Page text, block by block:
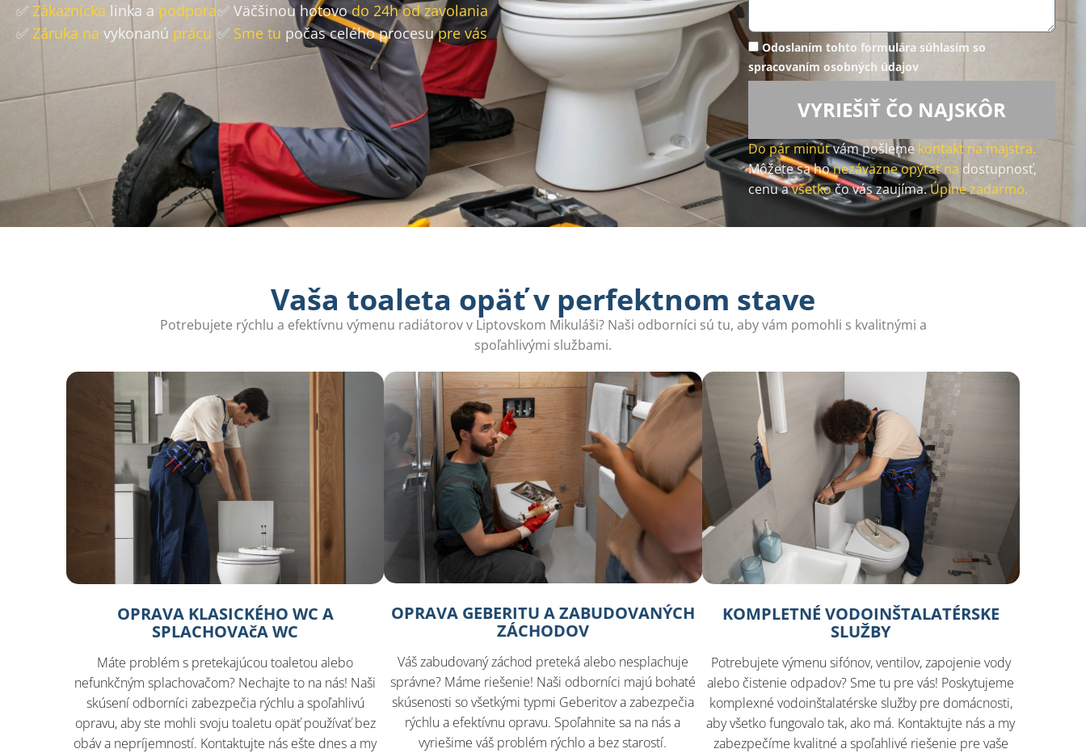
✅ Zákaznícka linka a podpora
✅ Záruka na vykonanú prácu
✅ Väčšinou hotovodo 24h od zavolania
✅ Sme tu počas celého procesupre vás
Odoslaním tohto formulára súhlasím so
spracovaním osobných údajov
VYRIEŠIŤ ČO NAJSKÔR
Do pár minútvám pošleme kontakt na majstra.
Môžete sa honezáväzne opýtať na dostupnosť,
cenu avšetkočo vás zaujíma.Úplne zadarmo.
Vaša toaleta opäť v perfektnom stave
Potrebujete rýchlu a efektívnu výmenu radiátorov v Liptovskom Mikuláši? Naši odborníci sú tu, aby vám pomohli s kvalitnými a
spoľahlivými službami.
OPRAVA KLASICKÉHO WC A
SPLACHOVAčA WC
Máte problém s pretekajúcou toaletou alebo
nefunkčným splachovačom? Nechajte to na nás! Naši
skúsení odborníci zabezpečia rýchlu a spoľahlivú
opravu, aby ste mohli svoju toaletu opäť používať bez
obáv a nepríjemností. Kontaktujte nás ešte dnes a my
OPRAVA GEBERITU A ZABUDOVANÝCH
ZÁCHODOV
Váš zabudovaný záchod preteká alebo nesplachuje
správne? Máme riešenie! Naši odborníci majú bohaté
skúsenosti so všetkými typmi Geberitov a zabezpečia
rýchlu a efektívnu opravu. Spoľahnite sa na nás a
vyriešime váš problém rýchlo a bez starostí.
KOMPLETNÉ VODOINŠTALATÉRSKE
SLUŽBY
Potrebujete výmenu sifónov, ventilov, zapojenie vody
alebo čistenie odpadov? Sme tu pre vás! Poskytujeme
komplexné vodoinštalatérske služby pre domácnosti,
aby všetko fungovalo tak, ako má. Kontaktujte nás a my
zabezpečíme kvalitné a spoľahlivé riešenie pre vaše